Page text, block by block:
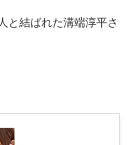
と結ばれた溝端淳平さ